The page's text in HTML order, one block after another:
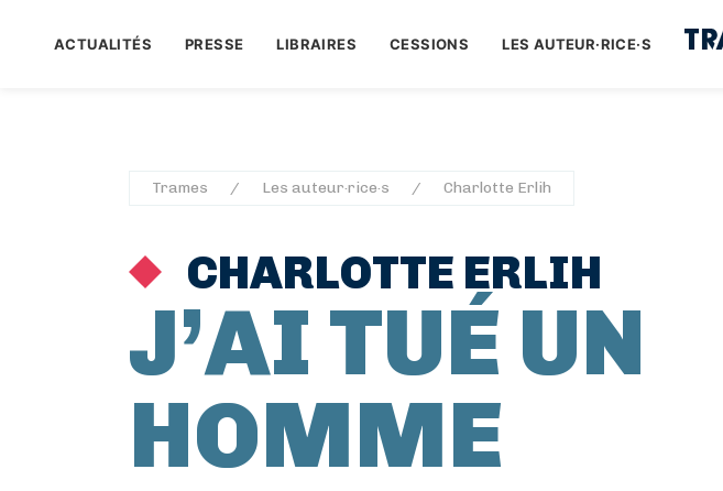
ACTUALITÉS PRESSE LIBRAIRES CESSIONS LES AUTEUR·RICE·S
Trames Les auteur·rice·s Charlotte Erlih
CHARLOTTE ERLIH
J’AI TUÉ UN
HOMME